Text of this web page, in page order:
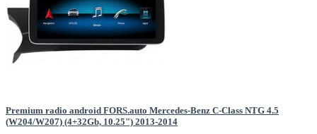
Premium radio android FORS.auto Mercedes-Benz C-Class NTG 4.5
(W204/W207) (4+32Gb, 10.25") 2013-2014